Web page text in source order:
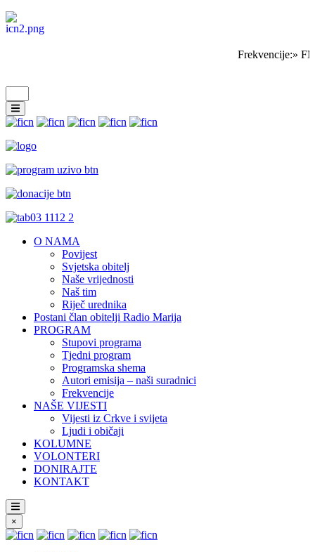
Frekvencije:»
O NAMA
Povijest
Svjetska obitelj
Naše vrijednosti
Naš tim
Riječ urednika
Postani član obitelji Radio Marija
PROGRAM
Stupovi programa
Tjedni program
Programska shema
Autori emisija – naši suradnici
Frekvencije
NAŠE VIJESTI
Vijesti iz Crkve i svijeta
Ljudi i običaji
KOLUMNE
VOLONTERI
DONIRAJTE
KONTAKT
×